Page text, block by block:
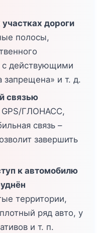
дороги
полосы,
с действующими
запрещена» и т. д.
связью
GPS/ГЛОНАСС,
связь –
завершить
к автомобилю
территории,
ряд авто, у
и т. п.